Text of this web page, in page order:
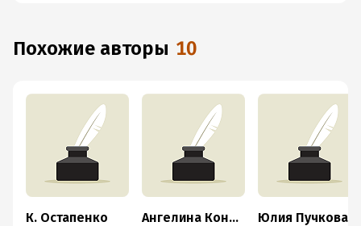
Похожие авторы 10
К. Остапенко Ангелина Конышева Юлия Пучкова